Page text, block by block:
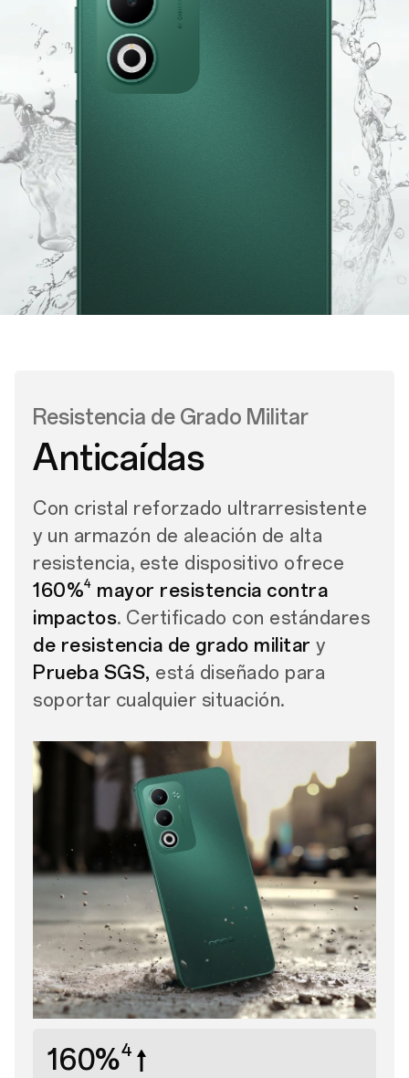
Resistencia de Grado Militar
Anticaídas
Con cristal reforzado ultrarresistente
y un armazón de aleación de alta
resistencia, este dispositivo ofrece
160%4 mayor resistencia contra
impactos. Certificado con estándares
de resistencia de grado militar y
Prueba SGS, está diseñado para
soportar cualquier situación.
160%4